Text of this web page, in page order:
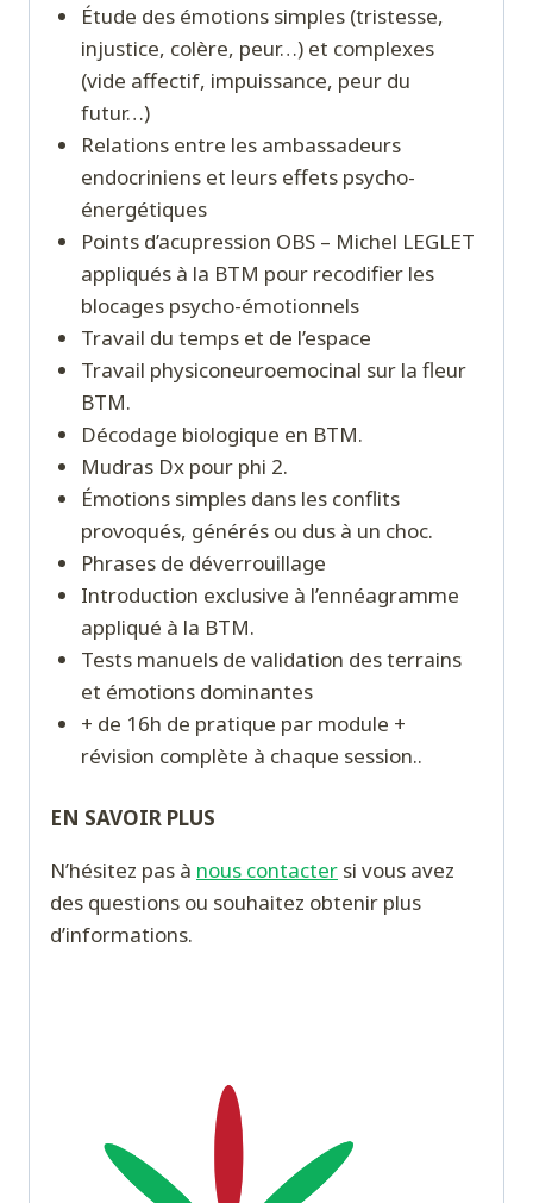
Étude des émotions simples (tristesse,
injustice, colère, peur…) et complexes
(vide affectif, impuissance, peur du
futur…)
Relations entre les ambassadeurs
endocriniens et leurs effets psycho-
énergétiques
Points d’acupression OBS – Michel LEGLET
appliqués à la BTM pour recodifier les
blocages psycho-émotionnels
Travail du temps et de l’espace
Travail physiconeuroemocinal sur la fleur
BTM.
Décodage biologique en BTM.
Mudras Dx pour phi 2.
Émotions simples dans les conflits
provoqués, générés ou dus à un choc.
Phrases de déverrouillage
Introduction exclusive à l’ennéagramme
appliqué à la BTM.
Tests manuels de validation des terrains
et émotions dominantes
+ de 16h de pratique par module +
révision complète à chaque session..
EN SAVOIR PLUS
N’hésitez pas à nous contacter si vous avez
des questions ou souhaitez obtenir plus
d’informations.